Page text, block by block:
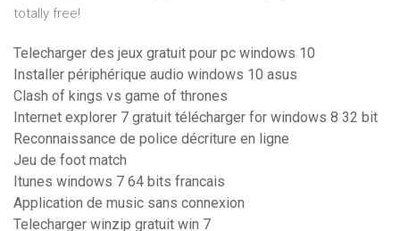
totally free!
Telecharger des jeux gratuit pour pc windows 10
Installer périphérique audio windows 10 asus
Clash of kings vs game of thrones
Internet explorer 7 gratuit télécharger for windows 8 32 bit
Reconnaissance de police décriture en ligne
Jeu de foot match
Itunes windows 7 64 bits francais
Application de music sans connexion
Telecharger winzip gratuit win 7